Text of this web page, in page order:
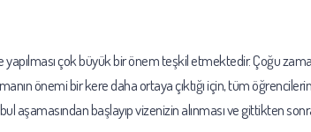
çok büyük bir önem teşkil etmektedir. Çoğu
önemi bir kere daha ortaya çıktığı için, tüm
aşamasından başlayıp vizenizin alınması ve gittikten